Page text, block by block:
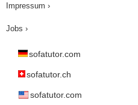
Impressum ›
Jobs ›
sofatutor.com
sofatutor.ch
sofatutor.com